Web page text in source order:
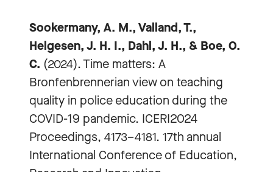
Sookermany, A. M., Valland, T.,
Helgesen, J. H. I., Dahl, J. H., & Boe, O.
C. (2024). Time matters: A
Bronfenbrennerian view on teaching
quality in police education during the
COVID-19 pandemic. ICERI2024
Proceedings, 4173–4181. 17th annual
International Conference of Education,